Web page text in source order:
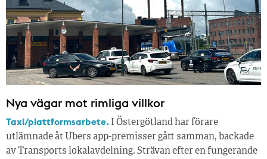
Nya vägar mot rimliga villkor
Taxi/plattformsarbete. I Östergötland har förare
utlämnade åt Ubers app-premisser gått samman, backade
av Transports lokalavdelning. Strävan efter en fungerande